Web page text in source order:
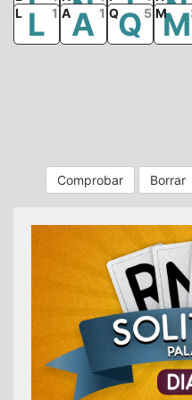
L
L 1 A
A 1 Q
Q 5 M
M
Comprobar Borrar